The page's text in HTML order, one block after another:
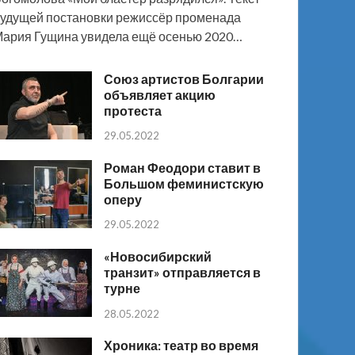
постановки режиссёр променада
Гущина увидела ещё осенью 2020…
Союз артистов Болгарии
объявляет акцию
протеста
29.05.2022
Роман Феодори ставит в
Большом феминистскую
оперу
29.05.2022
«Новосибирский
транзит» отправляется в
турне
28.05.2022
Хроника: театр во время